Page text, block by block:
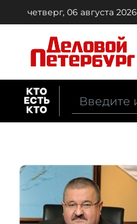
четверг, 06 августа 2026